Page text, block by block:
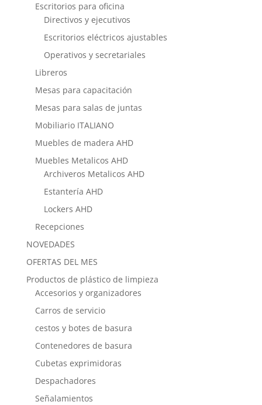
Escritorios para oficina
Directivos y ejecutivos
Escritorios eléctricos ajustables
Operativos y secretariales
Libreros
Mesas para capacitación
Mesas para salas de juntas
Mobiliario ITALIANO
Muebles de madera AHD
Muebles Metalicos AHD
Archiveros Metalicos AHD
Estantería AHD
Lockers AHD
Recepciones
NOVEDADES
OFERTAS DEL MES
Productos de plástico de limpieza
Accesorios y organizadores
Carros de servicio
cestos y botes de basura
Contenedores de basura
Cubetas exprimidoras
Despachadores
Señalamientos